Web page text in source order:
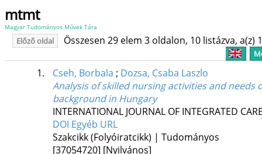
mtmt
Magyar Tudományos Művek Tára
Előző oldal Összesen 29 elem 3 oldalon, 10 listázva, a(z)
1. Cseh, Borbala ; Dozsa, Csaba Laszlo
Analysis of skilled nursing activities and
background in Hungary
INTERNATIONAL JOURNAL OF INTEGRATED
DOI Egyéb URL
Szakcikk (Folyóiratcikk) | Tudományos
[37054720] [Nyilvános]